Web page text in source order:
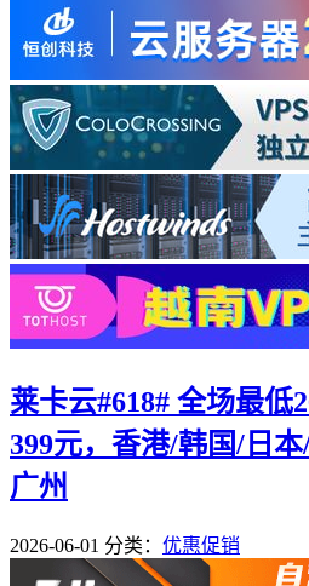
莱卡云#618# 全场最低
399元，香港/韩国/日
广州
2026-06-01 分类： 优惠促销